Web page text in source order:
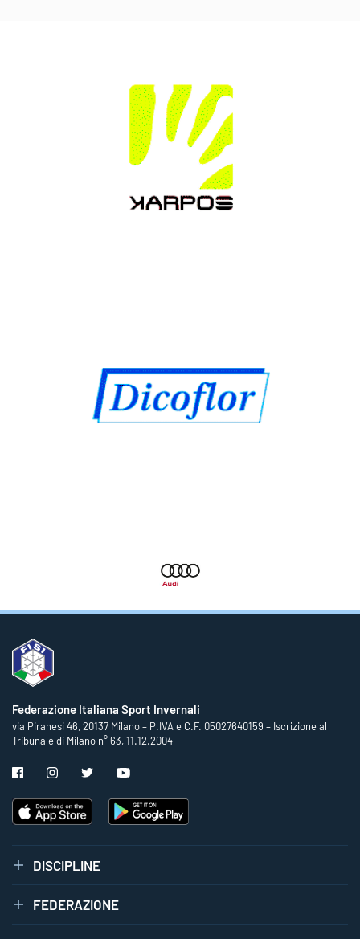
Federazione Italiana Sport Invernali
via Piranesi 46, 20137 Milano – P.IVA e C.F. 05027640159 – Iscrizione al
Tribunale di Milano n° 63, 11.12.2004
DISCIPLINE
FEDERAZIONE